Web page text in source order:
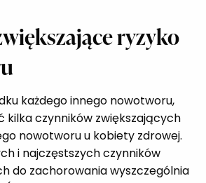
ryzyko
każdego innego nowotworu,
kilka czynników zwiększających
nowotworu u kobiety zdrowej.
i najczęstszych czynników
do zachorowania wyszczególnia